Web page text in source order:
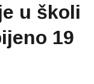
u školi
19